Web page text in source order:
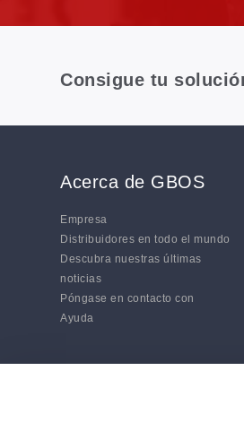
Consigue tu
Acerca de GBOS
Empresa
Distribuidores en todo el mundo
Descubra nuestras últimas
noticias
Póngase en contacto con
Ayuda